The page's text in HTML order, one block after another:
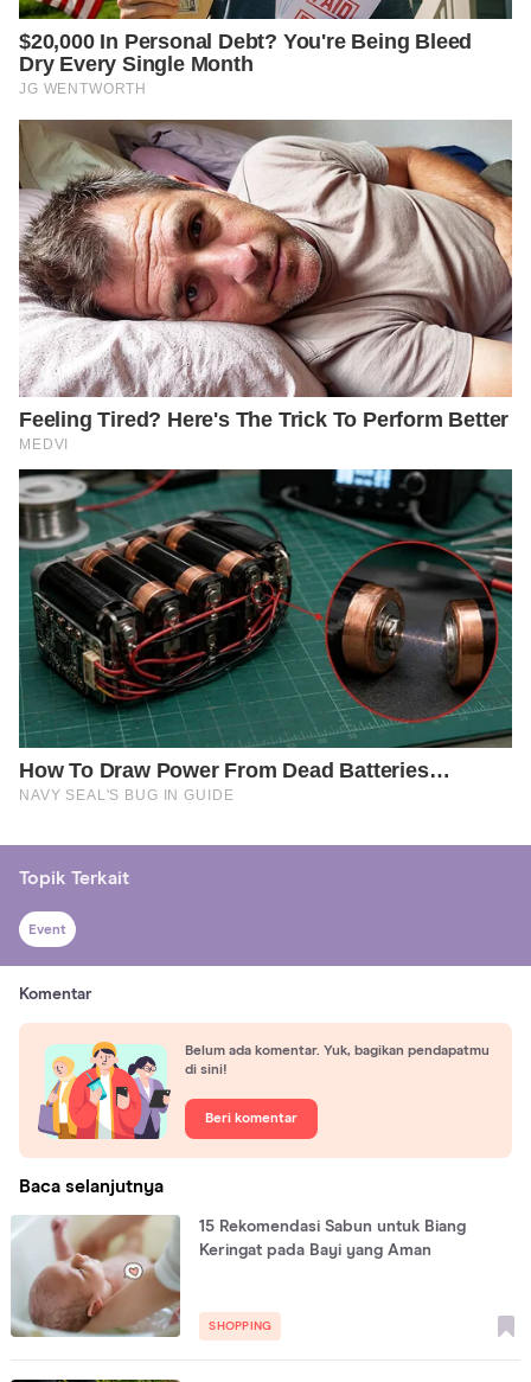
Topik Terkait
Event
Komentar
Belum ada komentar. Yuk, bagikan pendapatmu
di sini!
Beri komentar
Baca selanjutnya
15 Rekomendasi Sabun untuk Biang
Keringat pada Bayi yang Aman
SHOPPING